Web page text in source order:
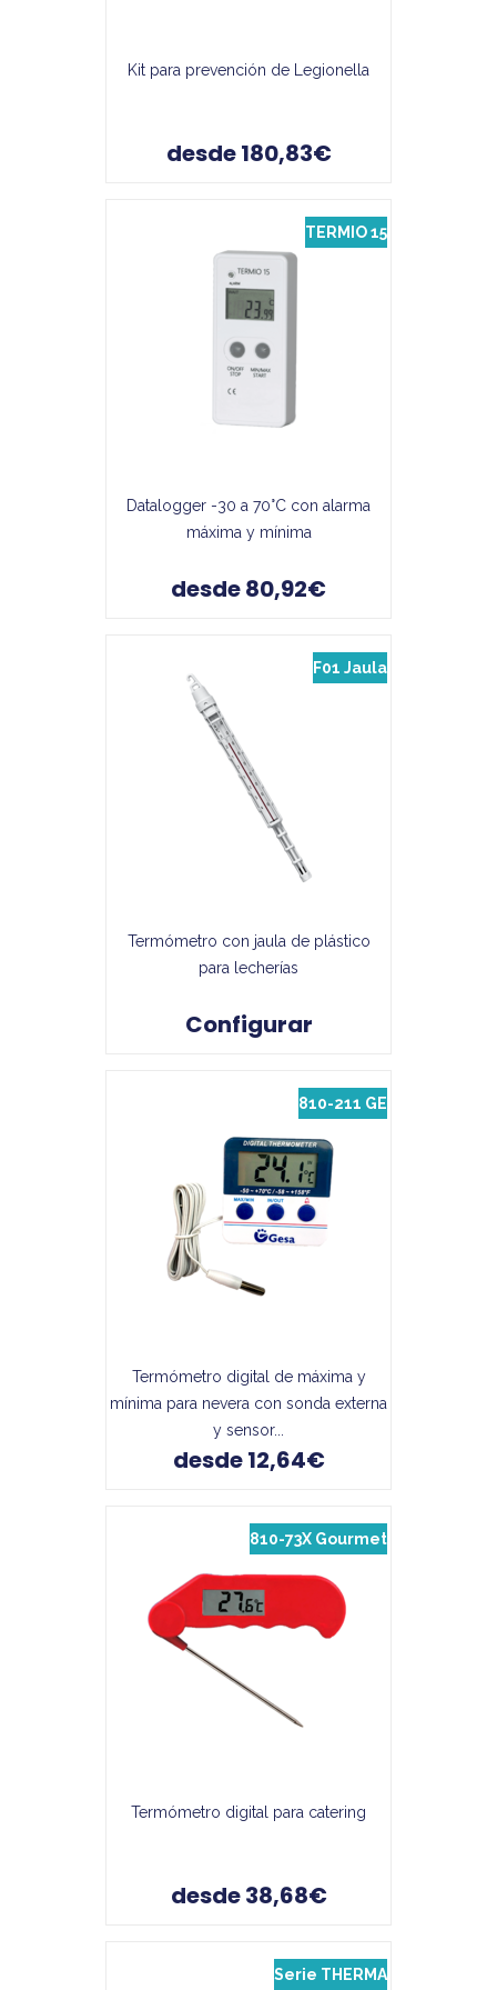
Kit para prevención de Legionella
desde 180,83€
Datalogger -30 a 70°C con alarma
máxima y mínima
desde 80,92€
TERMIO 15
Termómetro con jaula de plástico
para lecherías
Configurar
F01 Jaula
Termómetro digital de máxima y
mínima para nevera con sonda externa
y sensor...
desde 12,64€
810-211 GE
Termómetro digital para catering
desde 38,68€
810-73X Gourmet
Serie THERMA